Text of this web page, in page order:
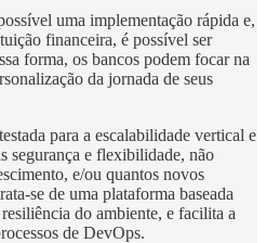
uma implementação rápida e,
financeira, é possível ser
forma, os bancos podem focar na
da jornada de seus
para a escalabilidade vertical e
segurança e flexibilidade, não
e/ou quantos novos
se de uma plataforma baseada
do ambiente, e facilita a
de DevOps.